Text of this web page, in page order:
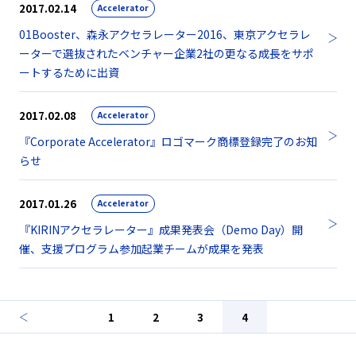
2017.02.14 Accelerator
01Booster、森永アクセラレーター2016、東京アクセラレ
ーターで選抜されたベンチャー企業2社の更なる成長をサポ
ートするために出資
2017.02.08 Accelerator
『Corporate Accelerator』ロゴマーク商標登録完了のお知
らせ
2017.01.26 Accelerator
『KIRINアクセラレーター』成果発表会（Demo Day）開
催、支援プログラム参加起業チームが成果を発表
1 2 3 4